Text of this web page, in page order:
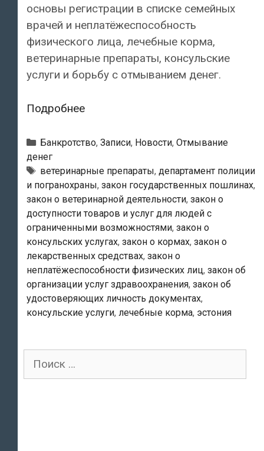
основы регистрации в списке семейных
врачей и неплатёжеспособность
физического лица, лечебные корма,
ветеринарные препараты, консульские
услуги и борьбу с отмыванием денег.
ПодробнееПрезидент
Алар
провозгласил
восемь
новых
законов
Рубрики
Банкротство, Записи, Новости, Отмывание
денег
Тэги
ветеринарные препараты, департамент полиции
и погранохраны, закон государственных пошлинах,
закон о ветеринарной деятельности, закон о
доступности товаров и услуг для людей с
ограниченными возможностями, закон о
консульских услугах, закон о кормах, закон о
лекарственных средствах, закон о
неплатёжеспособности физических лиц, закон об
организации услуг здравоохранения, закон об
удостоверяющих личность документах,
консульские услуги, лечебные корма, эстония
Поиск